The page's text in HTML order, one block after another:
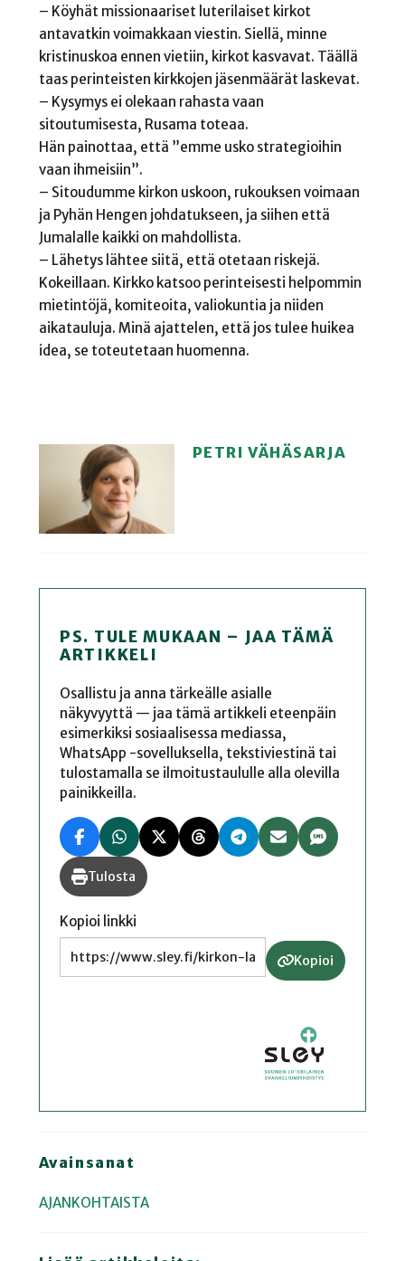
– Köyhät missionaariset luterilaiset kirkot
antavatkin voimakkaan viestin. Siellä, minne
kristinuskoa ennen vietiin, kirkot kasvavat. Täällä
taas perinteisten kirkkojen jäsenmäärät laskevat.
– Kysymys ei olekaan rahasta vaan
sitoutumisesta, Rusama toteaa.
Hän painottaa, että ”emme usko strategioihin
vaan ihmeisiin”.
– Sitoudumme kirkon uskoon, rukouksen voimaan
ja Pyhän Hengen johdatukseen, ja siihen että
Jumalalle kaikki on mahdollista.
– Lähetys lähtee siitä, että otetaan riskejä.
Kokeillaan. Kirkko katsoo perinteisesti helpommin
mietintöjä, komiteoita, valiokuntia ja niiden
aikatauluja. Minä ajattelen, että jos tulee huikea
idea, se toteutetaan huomenna.
PETRI VÄHÄSARJA
PS. TULE MUKAAN – JAA TÄMÄ
ARTIKKELI
Osallistu ja anna tärkeälle asialle
näkyvyyttä — jaa tämä artikkeli eteenpäin
esimerkiksi sosiaalisessa mediassa,
WhatsApp -sovelluksella, tekstiviestinä tai
tulostamalla se ilmoitustaululle alla olevilla
painikkeilla.
Tulosta
Kopioi linkki
Kopioi
Avainsanat
AJANKOHTAISTA